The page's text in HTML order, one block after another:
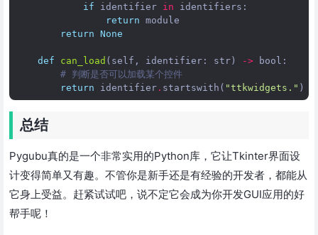
if
identifier in identifiers :
return module
return None
def can_load ( self , identifier : str ) -> bool :
# 判断是否可以加载某个控件
return
identifier . startswith ( "ttkwidgets." )
总结
Pygubu真的是一个非常实用的Python库，它让Tkinter界面设
计变得简单又有趣。不管你是新手还是有经验的开发者，都能从
它身上受益。赶紧试试吧，说不定它会成为你开发GUI应用的好
帮手呢！